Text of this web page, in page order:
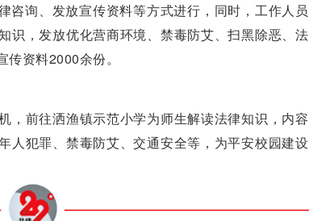
咨询、发放宣传资料等方式进行，同时，工作人员
识，发放优化营商环境、禁毒防艾、扫黑除恶、法
资料2000余份。
，前往洒渔镇示范小学为师生解读法律知识，内容
人犯罪、禁毒防艾、交通安全等，为平安校园建设